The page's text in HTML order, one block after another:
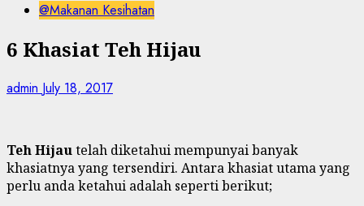
@Makanan Kesihatan
6 Khasiat Teh Hijau
admin July 18, 2017
Teh Hijautelah diketahui mempunyai banyak
khasiatnya yang tersendiri. Antara khasiat utama yang
perlu anda ketahui adalah seperti berikut;